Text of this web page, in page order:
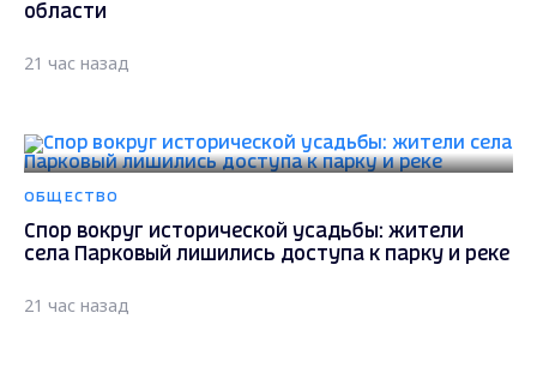
области
21 час назад
ОБЩЕСТВО
Спор вокруг исторической усадьбы: жители
села Парковый лишились доступа к парку и реке
21 час назад